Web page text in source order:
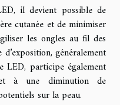
il devient possible de
cutanée et de minimiser
les ongles au fil des
généralement
LED, participe également
à une diminution de
sur la peau.